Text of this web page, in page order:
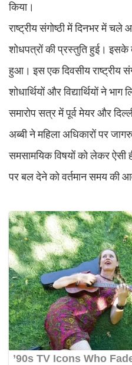
किया।
राष्ट्रीय संगोष्ठी में दिनभर में
शोधपत्रों की प्रस्तुति हुई।
हुआ। इस एक दिवसीय राष्ट्रीय
शोधार्थियों और विद्यार्थियों ने भाग
समारोप सत्र में पूर्व मेयर और
अब्बी ने महिला अधिकारों पर
समसामयिक विषयों को लेकर ऐसी
पर बल देने को वर्तमान समय की